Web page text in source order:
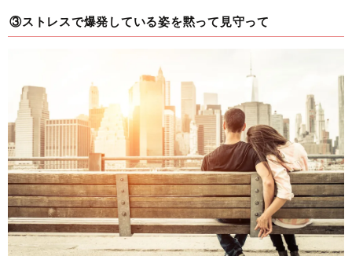
③ストレスで爆発している姿を黙って見守って